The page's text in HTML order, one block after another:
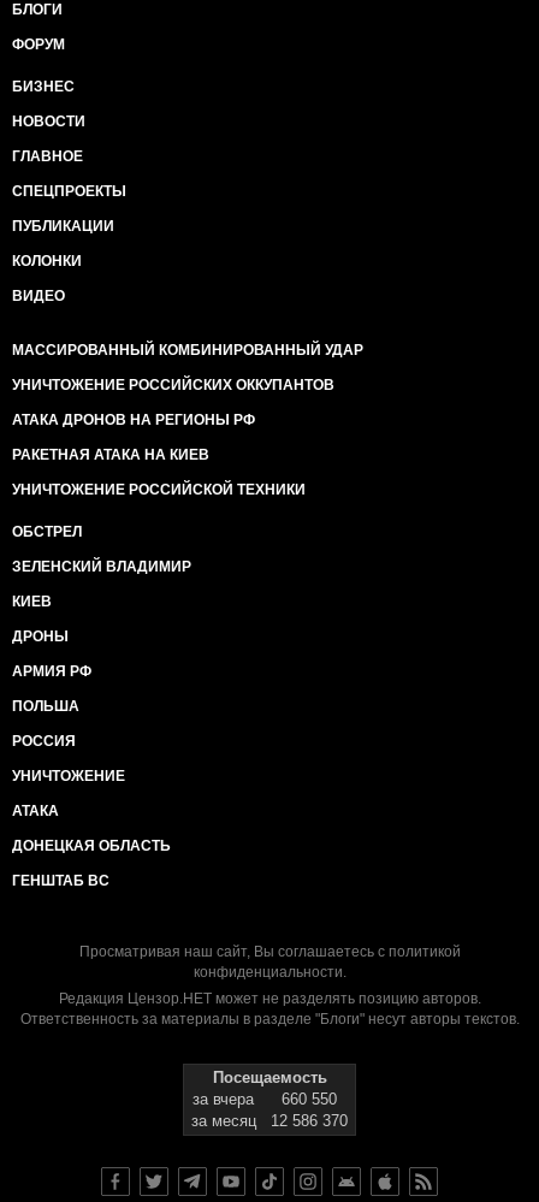
БЛОГИ
ФОРУМ
БИЗНЕС
НОВОСТИ
ГЛАВНОЕ
СПЕЦПРОЕКТЫ
ПУБЛИКАЦИИ
КОЛОНКИ
ВИДЕО
МАССИРОВАННЫЙ КОМБИНИРОВАННЫЙ УДАР
УНИЧТОЖЕНИЕ РОССИЙСКИХ ОККУПАНТОВ
АТАКА ДРОНОВ НА РЕГИОНЫ РФ
РАКЕТНАЯ АТАКА НА КИЕВ
УНИЧТОЖЕНИЕ РОССИЙСКОЙ ТЕХНИКИ
ОБСТРЕЛ
ЗЕЛЕНСКИЙ ВЛАДИМИР
КИЕВ
ДРОНЫ
АРМИЯ РФ
ПОЛЬША
РОССИЯ
УНИЧТОЖЕНИЕ
АТАКА
ДОНЕЦКАЯ ОБЛАСТЬ
ГЕНШТАБ ВС
Просматривая наш сайт, Вы соглашаетесь с политикой
конфиденциальности.
Редакция Цензор.НЕТ может не разделять позицию авторов.
Ответственность за материалы в разделе "Блоги" несут авторы текстов.
Посещаемость
за вчера
660 550
за месяц
12 586 370